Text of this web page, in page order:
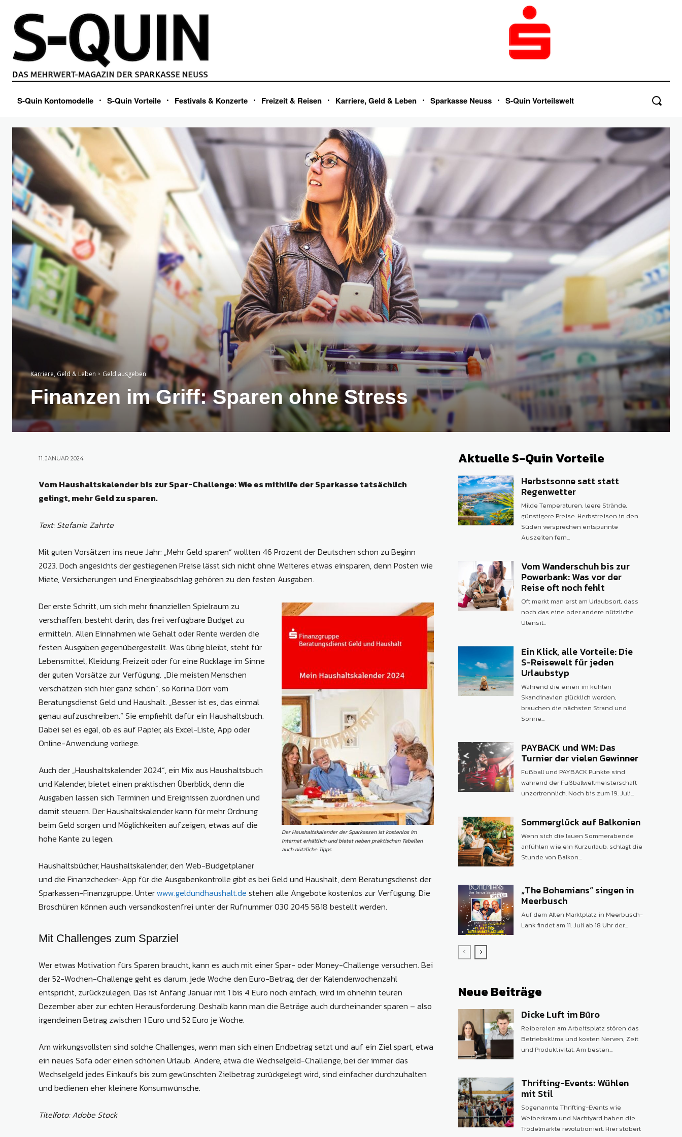
S-Quin Kontomodelle S-Quin Vorteile Festivals & Konzerte Freizeit & Reisen Karriere, Geld & Leben Sparkasse Neuss S-Quin Vorteilswelt
Karriere, Geld & Leben Geld ausgeben
Finanzen im Griff: Sparen ohne Stress
11. JANUAR 2024
Vom Haushaltskalender bis zur Spar-Challenge: Wie es mithilfe der Sparkasse tatsächlich
gelingt, mehr Geld zu sparen.
Text: Stefanie Zahrte
Mit guten Vorsätzen ins neue Jahr: „Mehr Geld sparen“ wollten 46 Prozent der Deutschen schon zu Beginn
2023. Doch angesichts der gestiegenen Preise lässt sich nicht ohne Weiteres etwas einsparen, denn Posten wie
Miete, Versicherungen und Energieabschlag gehören zu den festen Ausgaben.
Der Haushaltskalender der Sparkassen ist kostenlos im
Internet erhältlich und bietet neben praktischen Tabellen
auch nützliche Tipps.
Der erste Schritt, um sich mehr finanziellen Spielraum zu
verschaffen, besteht darin, das frei verfügbare Budget zu
ermitteln. Allen Einnahmen wie Gehalt oder Rente werden die
festen Ausgaben gegenübergestellt. Was übrig bleibt, steht für
Lebensmittel, Kleidung, Freizeit oder für eine Rücklage im Sinne
der guten Vorsätze zur Verfügung. „Die meisten Menschen
verschätzen sich hier ganz schön“, so Korina Dörr vom
Beratungsdienst Geld und Haushalt. „Besser ist es, das einmal
genau aufzuschreiben.“ Sie empfiehlt dafür ein Haushaltsbuch.
Dabei sei es egal, ob es auf Papier, als Excel-Liste, App oder
Online-Anwendung vorliege.
Auch der „Haushaltskalender 2024“, ein Mix aus Haushaltsbuch
und Kalender, bietet einen praktischen Überblick, denn die
Ausgaben lassen sich Terminen und Ereignissen zuordnen und
damit steuern. Der Haushaltskalender kann für mehr Ordnung
beim Geld sorgen und Möglichkeiten aufzeigen, etwas auf die
hohe Kante zu legen.
Haushaltsbücher, Haushaltskalender, den Web-Budgetplaner
und die Finanzchecker-App für die Ausgabenkontrolle gibt es bei Geld und Haushalt, dem Beratungsdienst der
Sparkassen-Finanzgruppe. Unterwww.geldundhaushalt.de stehen alle Angebote kostenlos zur Verfügung. Die
Broschüren können auch versandkostenfrei unter der Rufnummer 030 2045 5818 bestellt werden.
Mit Challenges zum Sparziel
Wer etwas Motivation fürs Sparen braucht, kann es auch mit einer Spar- oder Money-Challenge versuchen. Bei
der 52-Wochen-Challenge geht es darum, jede Woche den Euro-Betrag, der der Kalenderwochenzahl
entspricht, zurückzulegen. Das ist Anfang Januar mit 1 bis 4 Euro noch einfach, wird im ohnehin teuren
Dezember aber zur echten Herausforderung. Deshalb kann man die Beträge auch durcheinander sparen – also
irgendeinen Betrag zwischen 1 Euro und 52 Euro je Woche.
Am wirkungsvollsten sind solche Challenges, wenn man sich einen Endbetrag setzt und auf ein Ziel spart, etwa
ein neues Sofa oder einen schönen Urlaub. Andere, etwa die Wechselgeld-Challenge, bei der immer das
Wechselgeld jedes Einkaufs bis zum gewünschten Zielbetrag zurückgelegt wird, sind einfacher durchzuhalten
und bedienen eher kleinere Konsumwünsche.
Titelfoto: Adobe Stock
Aktuelle S-Quin Vorteile
Herbstsonne satt statt
Regenwetter
Milde Temperaturen, leere Strände,
günstigere Preise. Herbstreisen in den
Süden versprechen entspannte
Auszeiten fern...
Vom Wanderschuh bis zur
Powerbank: Was vor der
Reise oft noch fehlt
Oft merkt man erst am Urlaubsort, dass
noch das eine oder andere nützliche
Utensil...
Ein Klick, alle Vorteile: Die
S-Reisewelt für jeden
Urlaubstyp
Während die einen im kühlen
Skandinavien glücklich werden,
brauchen die nächsten Strand und
Sonne...
PAYBACK und WM: Das
Turnier der vielen Gewinner
Fußball und PAYBACK Punkte sind
während der Fußballweltmeisterschaft
unzertrennlich. Noch bis zum 19. Juli...
Sommerglück auf Balkonien
Wenn sich die lauen Sommerabende
anfühlen wie ein Kurzurlaub, schlägt die
Stunde von Balkon...
„The Bohemians“ singen in
Meerbusch
Auf dem Alten Marktplatz in Meerbusch-
Lank findet am 11. Juli ab 18 Uhr der...
Neue Beiträge
Dicke Luft im Büro
Reibereien am Arbeitsplatz stören das
Betriebsklima und kosten Nerven, Zeit
und Produktivität. Am besten...
Thrifting-Events: Wühlen
mit Stil
Sogenannte Thrifting-Events wie
Weiberkram und Nachtyard haben die
Trödelmärkte revolutioniert. Hier stöbert